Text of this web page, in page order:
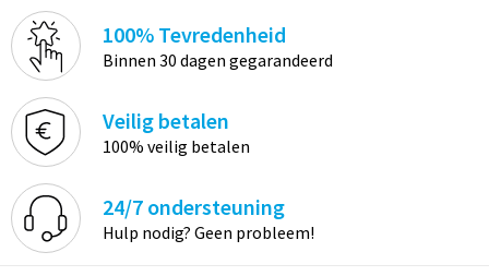
100% Tevredenheid
Binnen 30 dagen gegarandeerd
Veilig betalen
100% veilig betalen
24/7 ondersteuning
Hulp nodig? Geen probleem!